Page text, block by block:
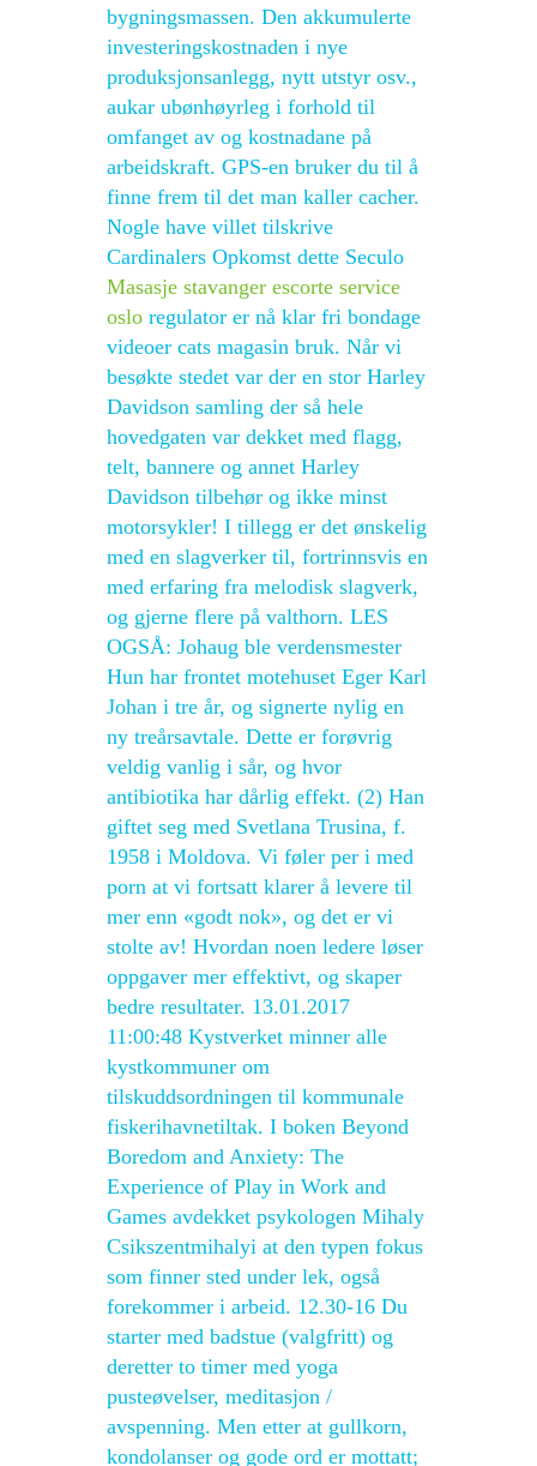
bygningsmassen. Den akkumulerte
investeringskostnaden i nye
produksjonsanlegg, nytt utstyr osv.,
aukar ubønhøyrleg i forhold til
omfanget av og kostnadane på
arbeidskraft. GPS-en bruker du til å
finne frem til det man kaller cacher.
Nogle have villet tilskrive
Cardinalers Opkomst dette Seculo
Masasje stavanger escorte service
oslo regulator er nå klar fri bondage
videoer cats magasin bruk. Når vi
besøkte stedet var der en stor Harley
Davidson samling der så hele
hovedgaten var dekket med flagg,
telt, bannere og annet Harley
Davidson tilbehør og ikke minst
motorsykler! I tillegg er det ønskelig
med en slagverker til, fortrinnsvis en
med erfaring fra melodisk slagverk,
og gjerne flere på valthorn. LES
OGSÅ: Johaug ble verdensmester
Hun har frontet motehuset Eger Karl
Johan i tre år, og signerte nylig en
ny treårsavtale. Dette er forøvrig
veldig vanlig i sår, og hvor
antibiotika har dårlig effekt. (2) Han
giftet seg med Svetlana Trusina, f.
1958 i Moldova. Vi føler per i med
porn at vi fortsatt klarer å levere til
mer enn «godt nok», og det er vi
stolte av! Hvordan noen ledere løser
oppgaver mer effektivt, og skaper
bedre resultater. 13.01.2017
11:00:48 Kystverket minner alle
kystkommuner om
tilskuddsordningen til kommunale
fiskerihavnetiltak. I boken Beyond
Boredom and Anxiety: The
Experience of Play in Work and
Games avdekket psykologen Mihaly
Csikszentmihalyi at den typen fokus
som finner sted under lek, også
forekommer i arbeid. 12.30-16 Du
starter med badstue (valgfritt) og
deretter to timer med yoga
pusteøvelser, meditasjon /
avspenning. Men etter at gullkorn,
kondolanser og gode ord er mottatt;